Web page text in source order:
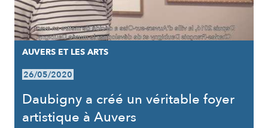
AUVERS ET LES ARTS
26/05/2020
Daubigny a créé un véritable foyer
artistique à Auvers